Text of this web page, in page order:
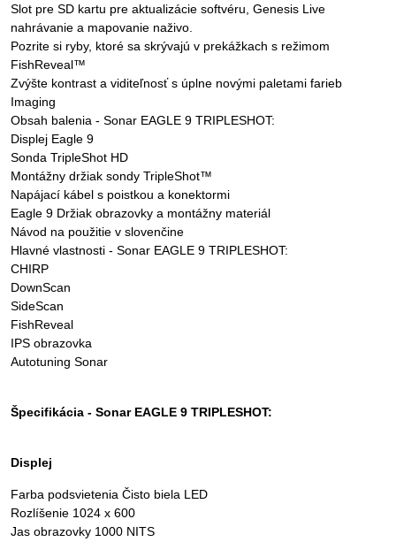
Slot pre SD kartu pre aktualizácie softvéru, Genesis Live
nahrávanie a mapovanie naživo.
Pozrite si ryby, ktoré sa skrývajú v prekážkach s režimom
FishReveal™
Zvýšte kontrast a viditeľnosť s úplne novými paletami farieb
Imaging
Obsah balenia - Sonar EAGLE 9 TRIPLESHOT:
Displej Eagle 9
Sonda TripleShot HD
Montážny držiak sondy TripleShot™
Napájací kábel s poistkou a konektormi
Eagle 9 Držiak obrazovky a montážny materiál
Návod na použitie v slovenčine
Hlavné vlastnosti - Sonar EAGLE 9 TRIPLESHOT:
CHIRP
DownScan
SideScan
FishReveal
IPS obrazovka
Autotuning Sonar
Špecifikácia - Sonar EAGLE 9 TRIPLESHOT:
Displej
Farba podsvietenia Čisto biela LED
Rozlíšenie 1024 x 600
Jas obrazovky 1000 NITS